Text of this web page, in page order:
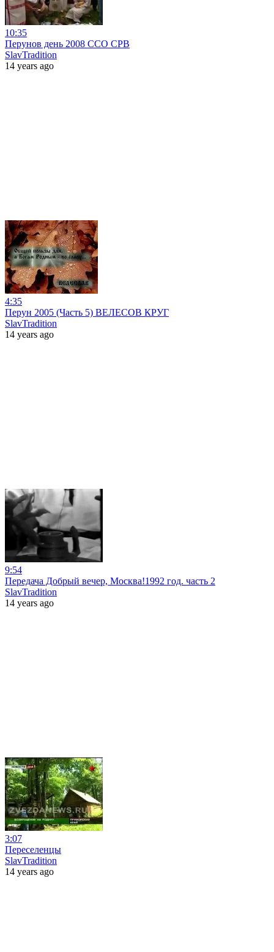
10:35
Перунов день 2008 ССО СРВ
SlavTradition
14 years ago
4:35
Перун 2005 (Часть 5) ВЕЛЕСОВ КРУГ
SlavTradition
14 years ago
9:54
Передача Добрый вечер, Москва!1992 год. часть 2
SlavTradition
14 years ago
3:07
Переселенцы
SlavTradition
14 years ago